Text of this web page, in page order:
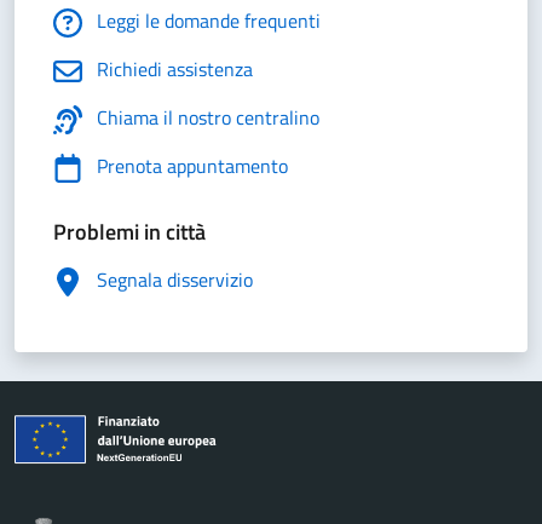
Leggi le domande frequenti
Richiedi assistenza
Chiama il nostro centralino
Prenota appuntamento
Problemi in città
Segnala disservizio